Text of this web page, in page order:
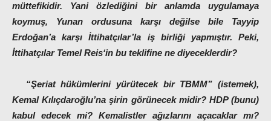
müttefikidir. Yani özlediğini bir anlamda uygulamaya
koymuş, Yunan ordusuna karşı değilse bile Tayyip
Erdoğan’a karşı İttihatçılar’la iş birliği yapmıştır. Peki,
İttihatçılar Temel Reis‘in bu teklifine ne diyeceklerdir?
“Şeriat hükümlerini yürütecek bir TBMM” (istemek),
Kemal Kılıçdaroğlu’na şirin görünecek midir? HDP (bunu)
kabul edecek mi? Kemalistler ağızlarını açacaklar mı?